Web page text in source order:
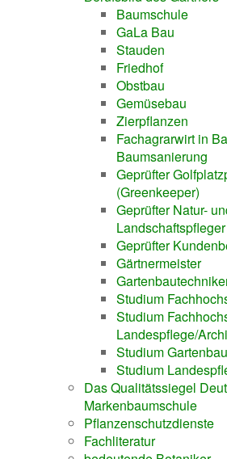
Baumschule
GaLa Bau
Stauden
Friedhof
Obstbau
Gemüsebau
Zierpflanzen
Fachagrarwirt in
Baumsanierung
Geprüfter
(Greenkeeper)
Geprüfter Natur-
Landschaftspfleger
Geprüfter
Gärtnermeister
Studium
Studium
Landespflege/
Studium Gartenbau
Studium
Das Qualitätssiegel
Markenbaumschule
Pflanzenschutzdienste
Fachliteratur